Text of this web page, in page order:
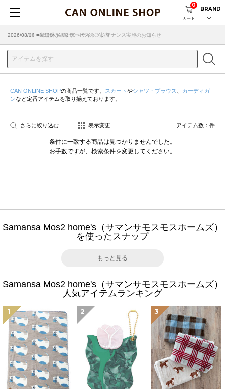
カート
0
BRAND
2026/08/04 ■8/13(木)AM2:00～サイトメンテナンス実施のお知らせ
2026/03/18 ■店舗受け取りサービスのご案内
CAN ONLINE SHOPの商品一覧です。 スカート やシャツ・ブラウス
カーディガ
ンなど定番アイテムを取り揃えております。
さらに絞り込む 表示変更 アイテム数： 件
条件に一致する商品は見つかりませんでした。
お手数ですが、検索条件を変更してください。
Samansa Mos2 home's（サマンサモスモスホームズ）
を使ったスナップ
もっと見る
Samansa Mos2 home's（サマンサモスモスホームズ）
人気アイテムランキング
1 2 3